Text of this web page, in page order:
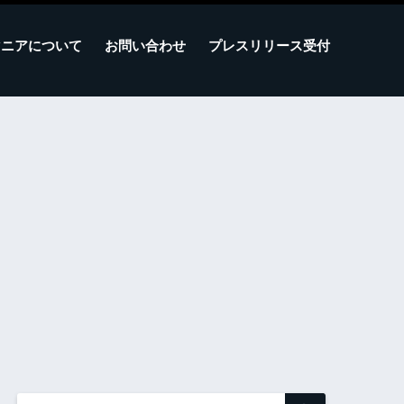
アについて お問い合わせ プレスリリース受付